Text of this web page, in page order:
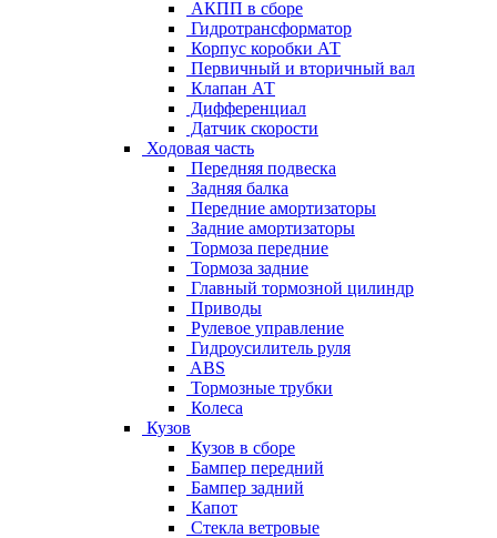
АКПП в сборе
Гидротрансформатор
Корпус коробки АТ
Первичный и вторичный вал
Клапан АТ
Дифференциал
Датчик скорости
Ходовая часть
Передняя подвеска
Задняя балка
Передние амортизаторы
Задние амортизаторы
Тормоза передние
Тормоза задние
Главный тормозной цилиндр
Приводы
Рулевое управление
Гидроусилитель руля
ABS
Тормозные трубки
Колеса
Кузов
Кузов в сборе
Бампер передний
Бампер задний
Капот
Стекла ветровые